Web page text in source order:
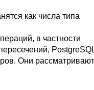
как числа типа
в частности
Они